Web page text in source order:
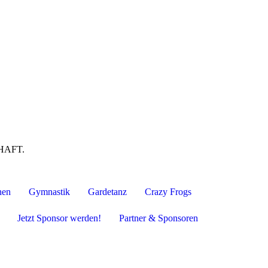
Gymnastik Gardetanz Crazy Frogs
Jetzt Sponsor werden! Partner & Sponsoren